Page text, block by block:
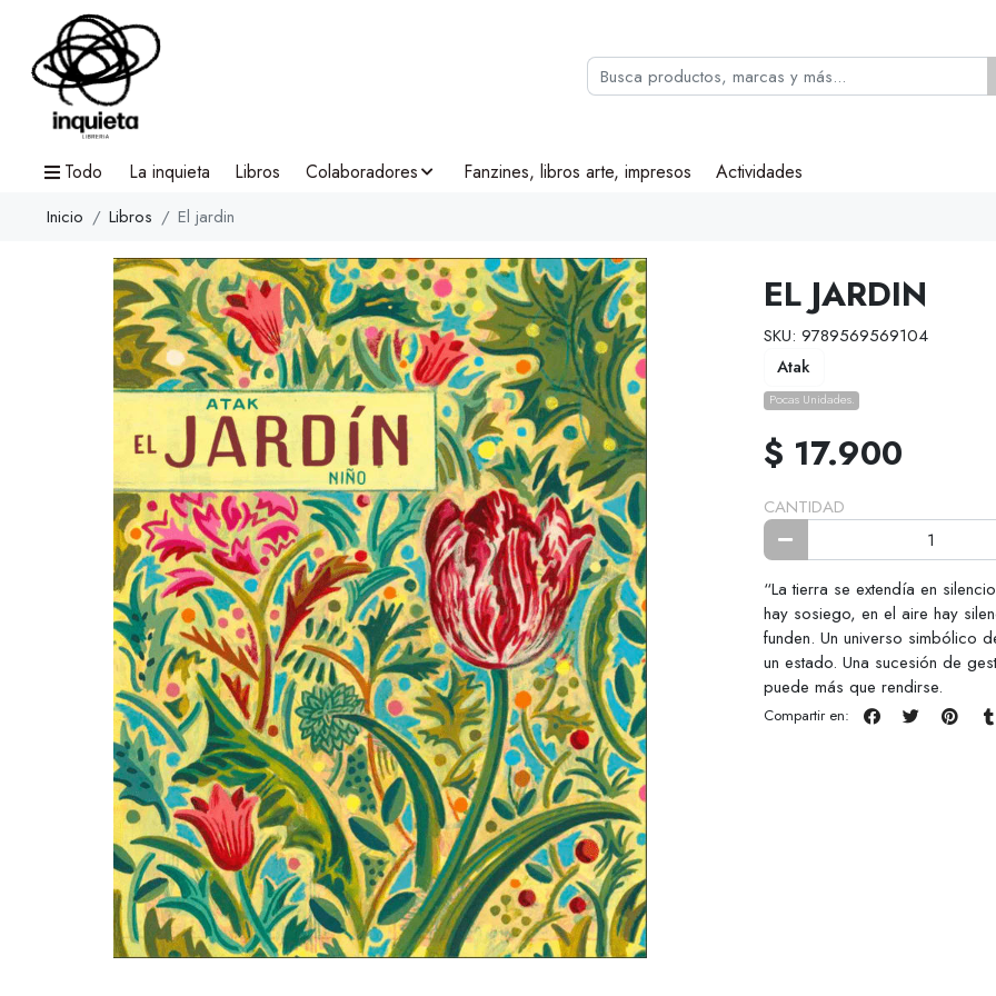
Todo La inquieta Libros Colaboradores Fanzines, libros arte, impresos Actividades
Inicio Libros El jardin
EL JARDIN
SKU: 9789569569104
Atak
Pocas Unidades.
$ 17.900
CANTIDAD
“La tierra se extendía en
hay sosiego, en el aire hay
funden. Un universo simbólico
un estado. Una sucesión de
puede más que rendirse.
Compartir en: